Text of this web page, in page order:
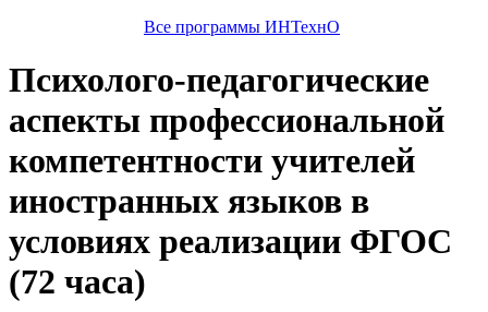
Все программы ИНТехнО
Психолого-педагогические
аспекты профессиональной
компетентности учителей
иностранных языков в
условиях реализации ФГОС
(72 часа)